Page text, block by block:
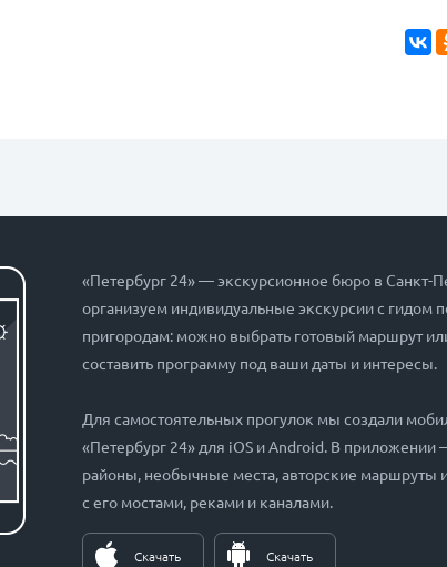
«Петербург 24» — экскурсионное бюро в Санкт-
организуем индивидуальные экскурсии с гидом
пригородам: можно выбрать готовый маршрут
составить программу под ваши даты и интересы.
Для самостоятельных прогулок мы создали
«Петербург 24» для iOS и Android. В приложении
районы, необычные места, авторские маршруты
с его мостами, реками и каналами.
Скачать Скачать